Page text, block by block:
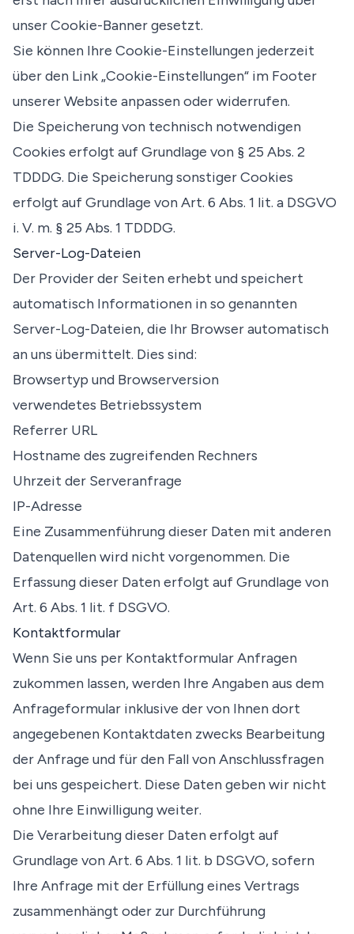
unser Cookie-Banner gesetzt.
Sie können Ihre Cookie-Einstellungen jederzeit
über den Link „Cookie-Einstellungen“ im Footer
unserer Website anpassen oder widerrufen.
Die Speicherung von technisch notwendigen
Cookies erfolgt auf Grundlage von § 25 Abs. 2
TDDDG. Die Speicherung sonstiger Cookies
erfolgt auf Grundlage von Art. 6 Abs. 1 lit. a DSGVO
i. V. m. § 25 Abs. 1 TDDDG.
Server-Log-Dateien
Der Provider der Seiten erhebt und speichert
automatisch Informationen in so genannten
Server-Log-Dateien, die Ihr Browser automatisch
an uns übermittelt. Dies sind:
Browsertyp und Browserversion
verwendetes Betriebssystem
Referrer URL
Hostname des zugreifenden Rechners
Uhrzeit der Serveranfrage
IP-Adresse
Eine Zusammenführung dieser Daten mit anderen
Datenquellen wird nicht vorgenommen. Die
Erfassung dieser Daten erfolgt auf Grundlage von
Art. 6 Abs. 1 lit. f DSGVO.
Kontaktformular
Wenn Sie uns per Kontaktformular Anfragen
zukommen lassen, werden Ihre Angaben aus dem
Anfrageformular inklusive der von Ihnen dort
angegebenen Kontaktdaten zwecks Bearbeitung
der Anfrage und für den Fall von Anschlussfragen
bei uns gespeichert. Diese Daten geben wir nicht
ohne Ihre Einwilligung weiter.
Die Verarbeitung dieser Daten erfolgt auf
Grundlage von Art. 6 Abs. 1 lit. b DSGVO, sofern
Ihre Anfrage mit der Erfüllung eines Vertrags
zusammenhängt oder zur Durchführung